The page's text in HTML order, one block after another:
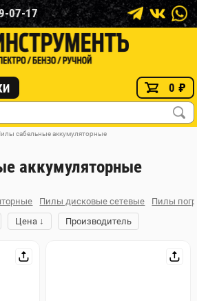
07-17
0 ₽
сабельные аккумуляторные
аккумуляторные
Пилы дисковые сетевые
Пилы
Цена ↓ Производитель